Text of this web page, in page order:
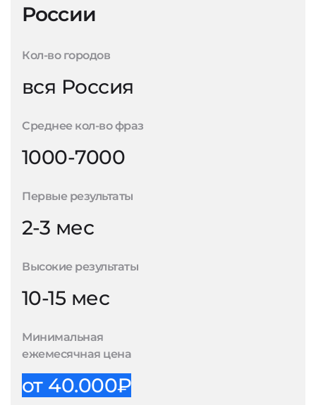
России
Кол-во городов
вся Россия
Среднее кол-во фраз
1000-7000
Первые результаты
2-3 мес
Высокие результаты
10-15 мес
Минимальная
ежемесячная цена
от 40.000₽